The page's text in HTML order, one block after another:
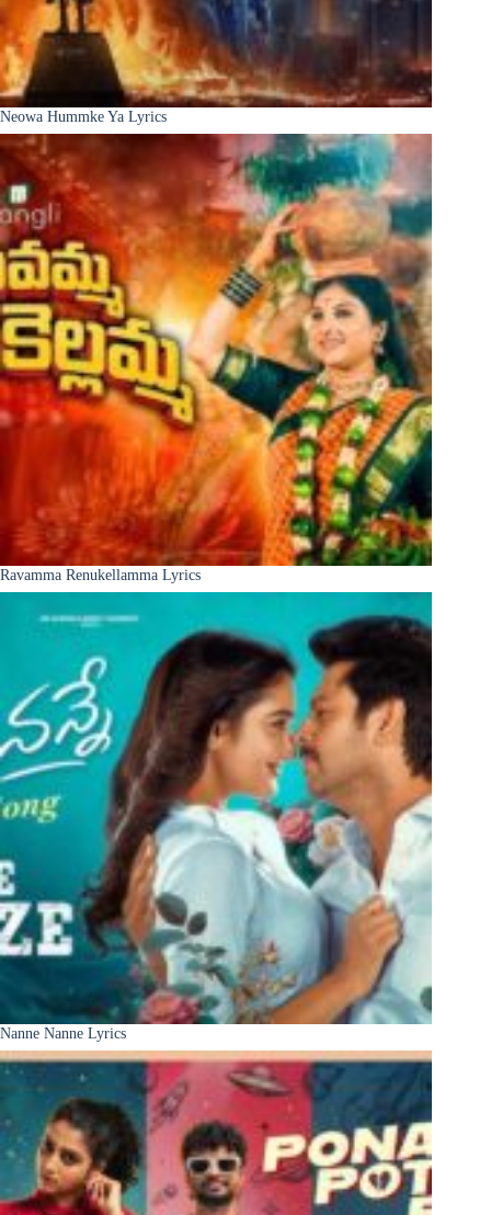
Neowa Hummke Ya Lyrics
Ravamma Renukellamma Lyrics
Nanne Nanne Lyrics